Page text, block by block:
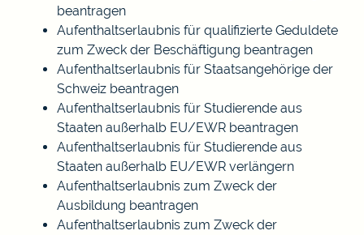
beantragen
Aufenthaltserlaubnis für qualifizierte Geduldete
zum Zweck der Beschäftigung beantragen
Aufenthaltserlaubnis für Staatsangehörige der
Schweiz beantragen
Aufenthaltserlaubnis für Studierende aus
Staaten außerhalb EU/EWR beantragen
Aufenthaltserlaubnis für Studierende aus
Staaten außerhalb EU/EWR verlängern
Aufenthaltserlaubnis zum Zweck der
Ausbildung beantragen
Aufenthaltserlaubnis zum Zweck der